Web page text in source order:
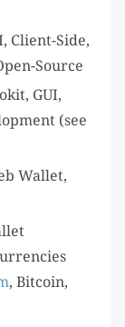
Client-Side,
Source
GUI,
(see
Wallet,
, Bitcoin,